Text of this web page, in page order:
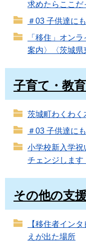
求めたらここだ
＃03 子供達に
「移住」オン
案内〉〈茨城県
子育て・教
茨城町わくわく
＃03 子供達に
小学校新入学
チェンジします
その他の支援
【移住者イン
えが出た場所